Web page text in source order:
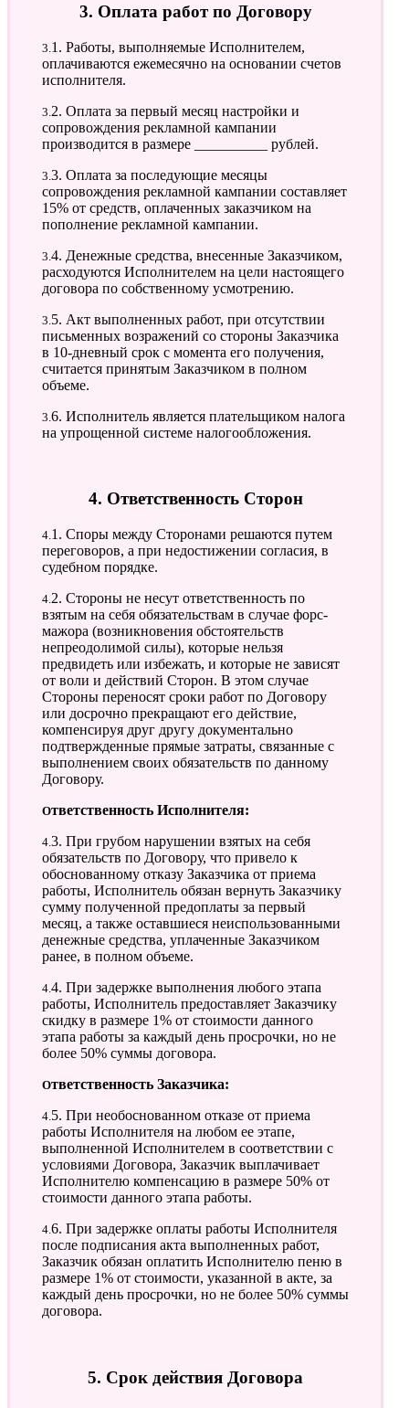
3. Оплата работ по Договору
3.1. Работы, выполняемые Исполнителем,
оплачиваются ежемесячно на основании счетов
исполнителя.
3.2. Оплата за первый месяц настройки и
сопровождения рекламной кампании
производится в размере __________ рублей.
3.3. Оплата за последующие месяцы
сопровождения рекламной кампании составляет
15% от средств, оплаченных заказчиком на
пополнение рекламной кампании.
3.4. Денежные средства, внесенные Заказчиком,
расходуются Исполнителем на цели настоящего
договора по собственному усмотрению.
3.5. Акт выполненных работ, при отсутствии
письменных возражений со стороны Заказчика
в 10-дневный срок с момента его получения,
считается принятым Заказчиком в полном
объеме.
3.6. Исполнитель является плательщиком налога
на упрощенной системе налогообложения.
4. Ответственность Сторон
4.1. Споры между Сторонами решаются путем
переговоров, а при недостижении согласия, в
судебном порядке.
4.2. Стороны не несут ответственность по
взятым на себя обязательствам в случае форс-
мажора (возникновения обстоятельств
непреодолимой силы), которые нельзя
предвидеть или избежать, и которые не зависят
от воли и действий Сторон. В этом случае
Стороны переносят сроки работ по Договору
или досрочно прекращают его действие,
компенсируя друг другу документально
подтвержденные прямые затраты, связанные с
выполнением своих обязательств по данному
Договору.
Ответственность Исполнителя:
4.3. При грубом нарушении взятых на себя
обязательств по Договору, что привело к
обоснованному отказу Заказчика от приема
работы, Исполнитель обязан вернуть Заказчику
сумму полученной предоплаты за первый
месяц, а также оставшиеся неиспользованными
денежные средства, уплаченные Заказчиком
ранее, в полном объеме.
4.4. При задержке выполнения любого этапа
работы, Исполнитель предоставляет Заказчику
скидку в размере 1% от стоимости данного
этапа работы за каждый день просрочки, но не
более 50% суммы договора.
Ответственность Заказчика:
4.5. При необоснованном отказе от приема
работы Исполнителя на любом ее этапе,
выполненной Исполнителем в соответствии с
условиями Договора, Заказчик выплачивает
Исполнителю компенсацию в размере 50% от
стоимости данного этапа работы.
4.6. При задержке оплаты работы Исполнителя
после подписания акта выполненных работ,
Заказчик обязан оплатить Исполнителю пеню в
размере 1% от стоимости, указанной в акте, за
каждый день просрочки, но не более 50% суммы
договора.
5. Срок действия Договора